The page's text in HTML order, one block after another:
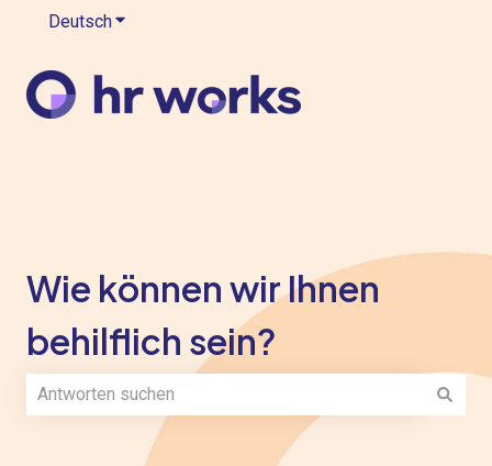
DeutschUntermenü für Übersetzungen anzeigen
Wie können wir Ihnen
behilflich sein?
Es gibt keine Vorschläge, da das Suchfeld leer ist.